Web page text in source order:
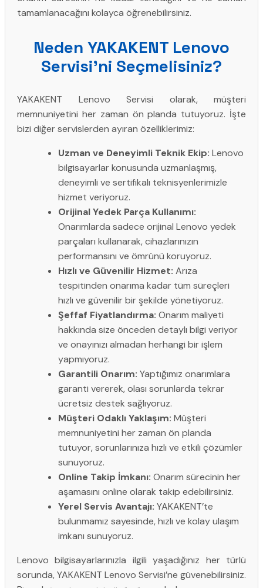
tamamlanacağını kolayca öğrenebilirsiniz.
Neden YAKAKENT Lenovo
Servisi’ni Seçmelisiniz?
YAKAKENT Lenovo Servisi olarak, müşteri
memnuniyetini her zaman ön planda tutuyoruz. İşte
bizi diğer servislerden ayıran özelliklerimiz:
Uzman ve Deneyimli Teknik Ekip: Lenovo
bilgisayarlar konusunda uzmanlaşmış,
deneyimli ve sertifikalı teknisyenlerimizle
hizmet veriyoruz.
Orijinal Yedek Parça Kullanımı:
Onarımlarda sadece orijinal Lenovo yedek
parçaları kullanarak, cihazlarınızın
performansını ve ömrünü koruyoruz.
Hızlı ve Güvenilir Hizmet: Arıza
tespitinden onarıma kadar tüm süreçleri
hızlı ve güvenilir bir şekilde yönetiyoruz.
Şeffaf Fiyatlandırma: Onarım maliyeti
hakkında size önceden detaylı bilgi veriyor
ve onayınızı almadan herhangi bir işlem
yapmıyoruz.
Garantili Onarım: Yaptığımız onarımlara
garanti vererek, olası sorunlarda tekrar
ücretsiz destek sağlıyoruz.
Müşteri Odaklı Yaklaşım: Müşteri
memnuniyetini her zaman ön planda
tutuyor, sorunlarınıza hızlı ve etkili çözümler
sunuyoruz.
Online Takip İmkanı: Onarım sürecinin her
aşamasını online olarak takip edebilirsiniz.
Yerel Servis Avantajı: YAKAKENT’te
bulunmamız sayesinde, hızlı ve kolay ulaşım
imkanı sunuyoruz.
Lenovo bilgisayarlarınızla ilgili yaşadığınız her türlü
sorunda, YAKAKENT Lenovo Servisi’ne güvenebilirsiniz.